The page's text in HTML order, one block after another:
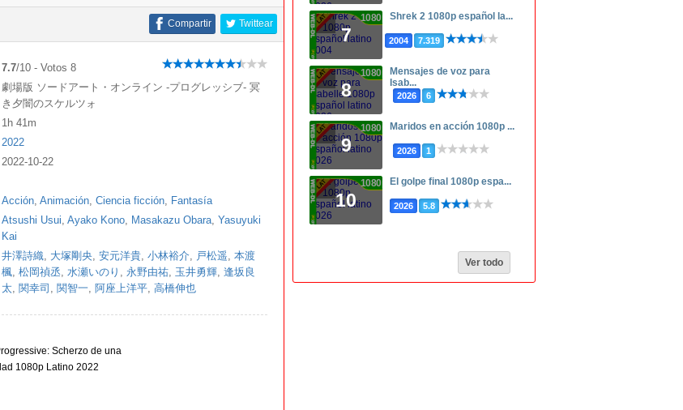
Twittear
Compartir
7.7/10 - Votos 8
劇場版 ソードアート・オンライン -プログレッシブ- 冥
き夕闇のスケルツォ
1h 41m
2022
2022-10-22
Acción, Animación, Ciencia ficción, Fantasía
Atsushi Usui, Ayako Kono, Masakazu Obara, Yasuyuki
Kai
井澤詩織, 大塚剛央, 安元洋貴, 小林裕介, 戸松遥, 本渡
楓, 松岡禎丞, 水瀬いのり , 永野由祐, 玉井勇輝, 逢坂良
太, 関幸司 , 関智一, 阿座上洋平, 高橋伸也
7
1080p Shrek 2 1080p español la...
2004 7.319
8
1080p
Mensajes de voz para
Isab...
2026 6
9
1080p Maridos en acción 1080p ...
2026 1
10
1080p El golpe final 1080p espa...
2026 5.8
Ver todo